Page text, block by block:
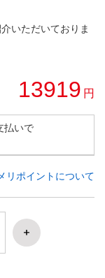
いただいておりま
13919 円
払いで
リポイントについて